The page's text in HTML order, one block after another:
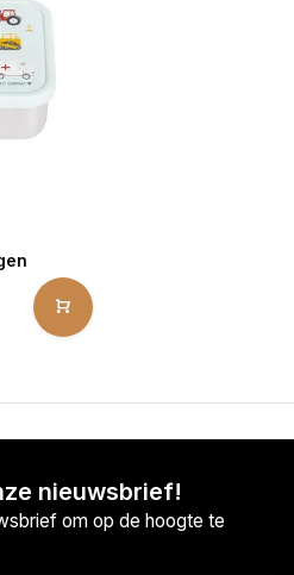
nieuwsbrief!
om op de hoogte te